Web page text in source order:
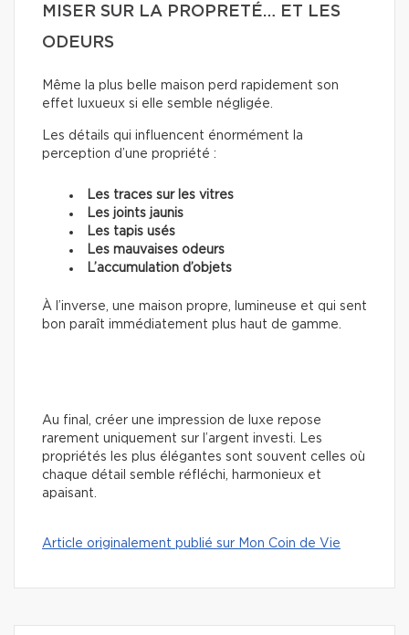
MISER SUR LA PROPRETÉ… ET LES
ODEURS
Même la plus belle maison perd rapidement son
effet luxueux si elle semble négligée.
Les détails qui influencent énormément la
perception d’une propriété :
Les traces sur les vitres
Les joints jaunis
Les tapis usés
Les mauvaises odeurs
L’accumulation d’objets
À l’inverse, une maison propre, lumineuse et qui sent
bon paraît immédiatement plus haut de gamme.
Au final, créer une impression de luxe repose
rarement uniquement sur l’argent investi. Les
propriétés les plus élégantes sont souvent celles où
chaque détail semble réfléchi, harmonieux et
apaisant.
Article originalement publié sur Mon Coin de Vie